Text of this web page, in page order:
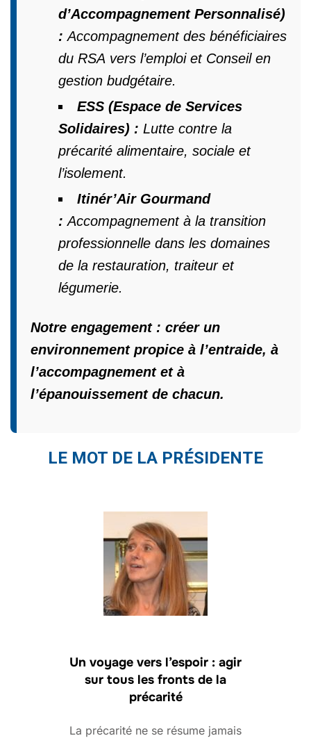
d’Accompagnement Personnalisé)
: Accompagnement des bénéficiaires
du RSA vers l’emploi et Conseil en
gestion budgétaire.
ESS (Espace de Services
Solidaires) : Lutte contre la
précarité alimentaire, sociale et
l’isolement.
Itinér’Air Gourmand
: Accompagnement à la transition
professionnelle dans les domaines
de la restauration, traiteur et
légumerie.
Notre engagement : créer un
environnement propice à l’entraide, à
l’accompagnement et à
l’épanouissement de chacun.
LE MOT DE LA PRÉSIDENTE
Un voyage vers l’espoir : agir
sur tous les fronts de la
précarité
La précarité ne se résume jamais